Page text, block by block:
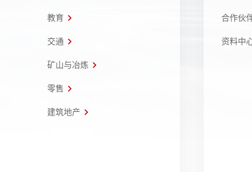
教育
交通
矿山与冶炼
零售
建筑地产
合作伙
资料中